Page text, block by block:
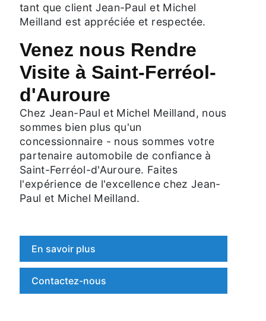
tant que client Jean-Paul et Michel
Meilland est appréciée et respectée.
Venez nous Rendre
Visite à Saint-Ferréol-
d'Auroure
Chez Jean-Paul et Michel Meilland, nous
sommes bien plus qu'un
concessionnaire - nous sommes votre
partenaire automobile de confiance à
Saint-Ferréol-d'Auroure. Faites
l'expérience de l'excellence chez Jean-
Paul et Michel Meilland.
En savoir plus
Contactez-nous